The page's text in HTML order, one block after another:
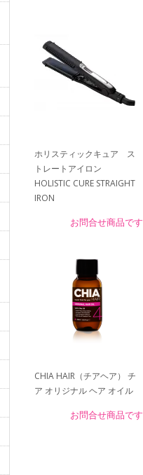
ホリスティックキュア ス
トレートアイロン
HOLISTIC CURE STRAIGHT
IRON
お問合せ商品です
CHIA HAIR（チアヘア） チ
ア オリジナル ヘア オイル
お問合せ商品です